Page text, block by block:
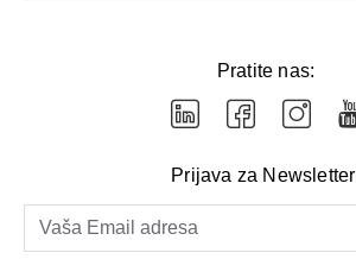
Pratite nas:
Prijava za